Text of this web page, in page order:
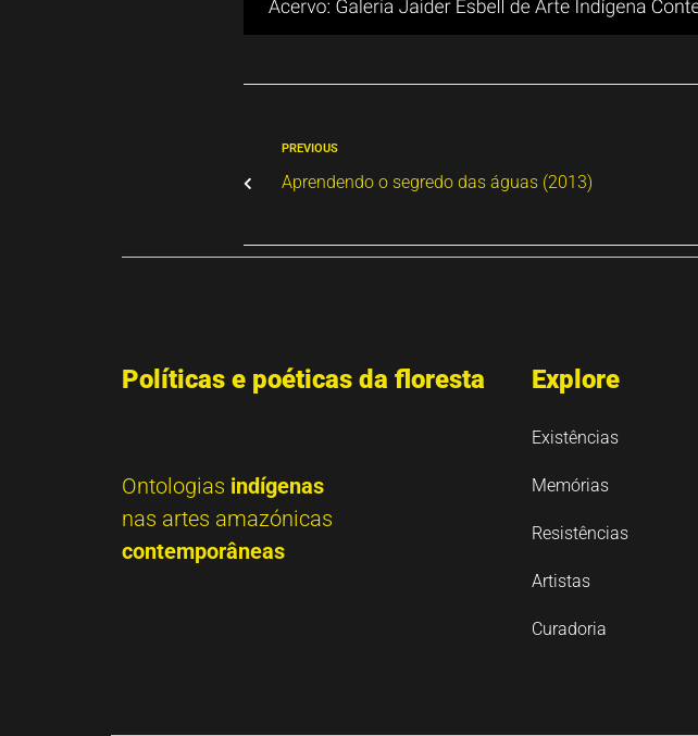
PREVIOUS
Aprendendo o segredo das águas (2013)
Políticas e poéticas da floresta
Ontologias indígenas
nas artes amazónicas
contemporâneas
Explore
Existências
Memórias
Resistências
Artistas
Curadoria